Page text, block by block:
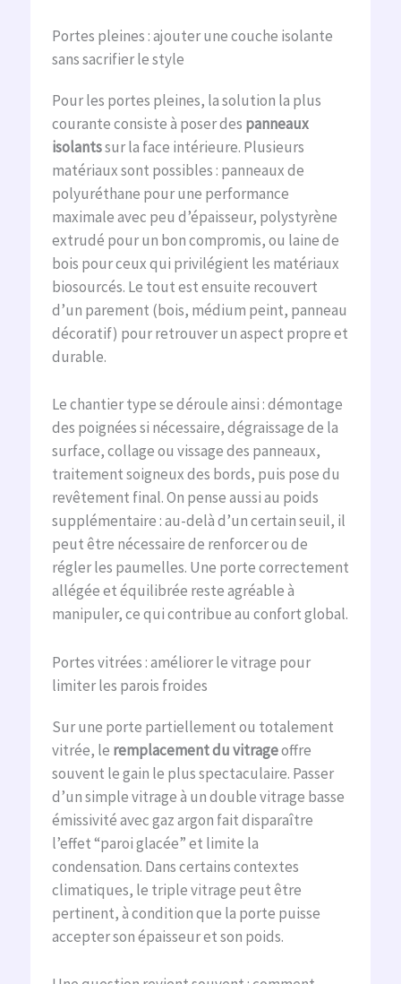
Portes pleines : ajouter une couche isolante
sans sacrifier le style
Pour les portes pleines, la solution la plus
courante consiste à poser des panneaux
isolantssur la face intérieure. Plusieurs
matériaux sont possibles : panneaux de
polyuréthane pour une performance
maximale avec peu d’épaisseur, polystyrène
extrudé pour un bon compromis, ou laine de
bois pour ceux qui privilégient les matériaux
biosourcés. Le tout est ensuite recouvert
d’un parement (bois, médium peint, panneau
décoratif) pour retrouver un aspect propre et
durable.
Le chantier type se déroule ainsi : démontage
des poignées si nécessaire, dégraissage de la
surface, collage ou vissage des panneaux,
traitement soigneux des bords, puis pose du
revêtement final. On pense aussi au poids
supplémentaire : au-delà d’un certain seuil, il
peut être nécessaire de renforcer ou de
régler les paumelles. Une porte correctement
allégée et équilibrée reste agréable à
manipuler, ce qui contribue au confort global.
Portes vitrées : améliorer le vitrage pour
limiter les parois froides
Sur une porte partiellement ou totalement
vitrée, le remplacement du vitrageoffre
souvent le gain le plus spectaculaire. Passer
d’un simple vitrage à un double vitrage basse
émissivité avec gaz argon fait disparaître
l’effet “paroi glacée” et limite la
condensation. Dans certains contextes
climatiques, le triple vitrage peut être
pertinent, à condition que la porte puisse
accepter son épaisseur et son poids.